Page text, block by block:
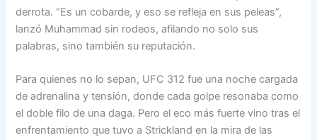
derrota. “Es un cobarde, y eso se refleja en sus peleas”,
lanzó Muhammad sin rodeos, afilando no solo sus
palabras, sino también su reputación.
Para quienes no lo sepan, UFC 312 fue una noche cargada
de adrenalina y tensión, donde cada golpe resonaba como
el doble filo de una daga. Pero el eco más fuerte vino tras el
enfrentamiento que tuvo a Strickland en la mira de las